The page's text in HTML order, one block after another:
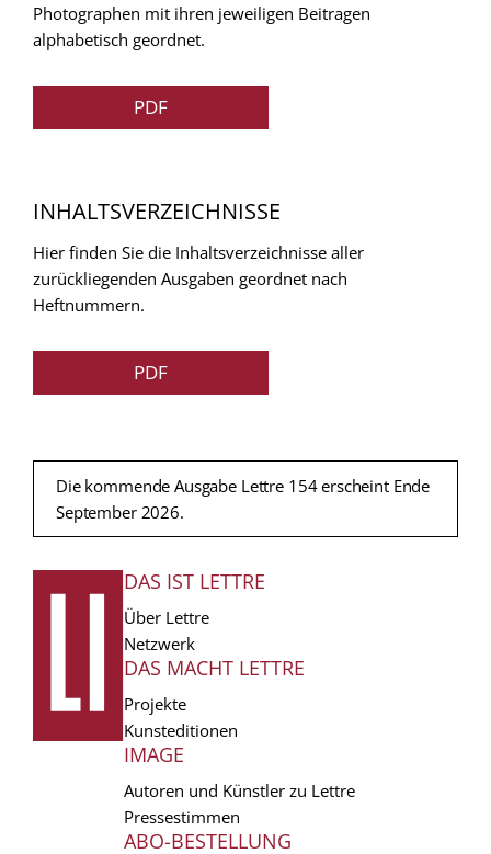
Photographen mit ihren jeweiligen Beitragen
alphabetisch geordnet.
PDF
INHALTSVERZEICHNISSE
Hier finden Sie die Inhaltsverzeichnisse aller
zurückliegenden Ausgaben geordnet nach
Heftnummern.
PDF
Die kommende Ausgabe Lettre 154 erscheint Ende
September 2026.
FUSSZEILE
DAS IST LETTRE
Über Lettre
Netzwerk
DAS MACHT LETTRE
Projekte
Kunsteditionen
IMAGE
Autoren und Künstler zu Lettre
Pressestimmen
ABO-BESTELLUNG